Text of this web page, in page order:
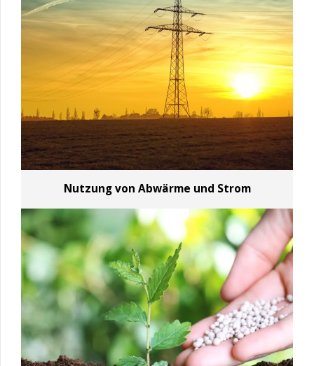
Nutzung von Abwärme und Strom